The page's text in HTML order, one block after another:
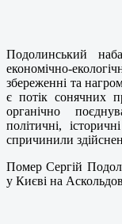
Подолинський
економічно-
збереженні та
є потік сонячних
органічно
політичні,
спричинили
Помер Сергій
у Києві на